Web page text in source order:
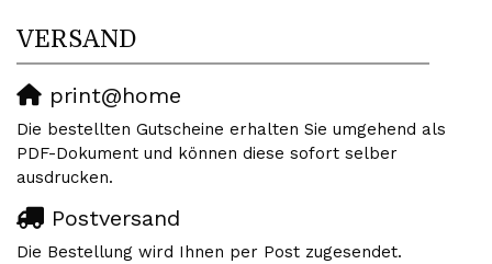
VERSAND
print@home
Die bestellten Gutscheine erhalten Sie umgehend als
PDF-Dokument und können diese sofort selber
ausdrucken.
Postversand
Die Bestellung wird Ihnen per Post zugesendet.